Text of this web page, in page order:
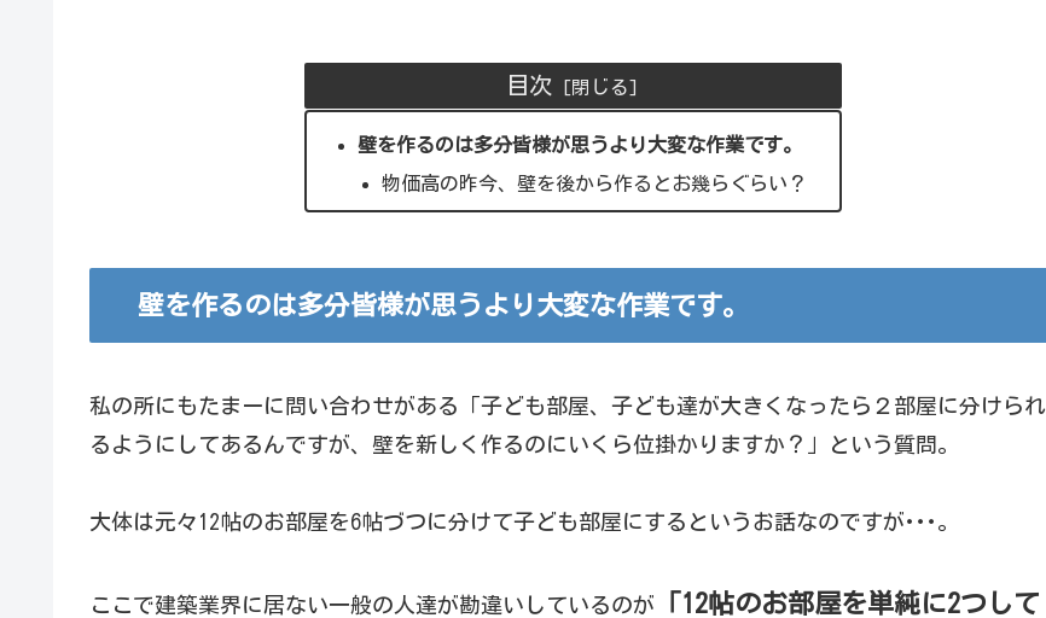
目次
壁を作るのは多分皆様が思うより大変な作業です。
物価高の昨今、壁を後から作るとお幾らぐらい？
壁を作るのは多分皆様が思うより大変な作業です。
私の所にもたまーに問い合わせがある「子ども部屋、子ども達が大きくなったら２部屋に分けられ
るようにしてあるんですが、壁を新しく作るのにいくら位掛かりますか？」という質問。
大体は元々12帖のお部屋を6帖づつに分けて子ども部屋にするというお話なのですが･･･。
ここで建築業界に居ない一般の人達が勘違いしているのが
「12帖のお部屋を単純に2つして